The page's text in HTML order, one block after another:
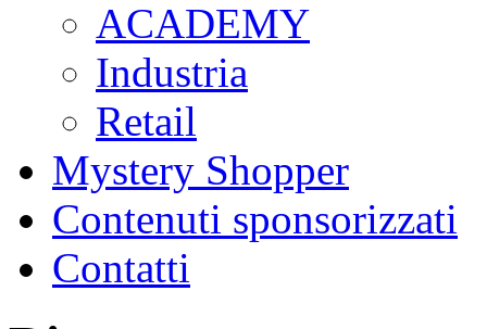
ACADEMY
Industria
Retail
Mystery Shopper
Contenuti sponsorizzati
Contatti